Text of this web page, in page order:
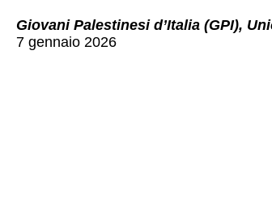
Giovani Palestinesi d’Italia (GPI),
7 gennaio 2026